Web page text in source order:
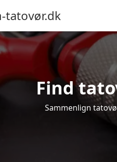
tatovør.dk
Find
Sammenlign